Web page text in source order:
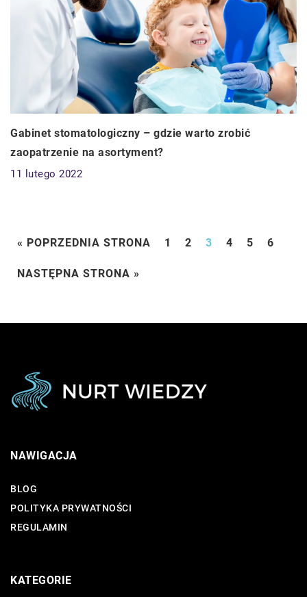
Gabinet stomatologiczny – gdzie warto zrobić
zaopatrzenie na asortyment?
11 lutego 2022
« POPRZEDNIA STRONA 1 2 3 4 5 6
NASTĘPNA STRONA »
NAWIGACJA
BLOG
POLITYKA PRYWATNOŚCI
REGULAMIN
KATEGORIE